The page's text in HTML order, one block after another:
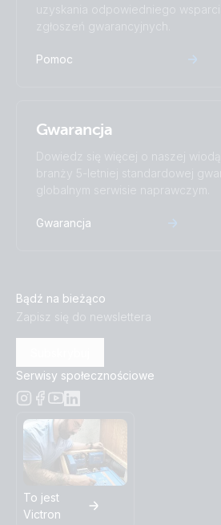
uzyskania odpowiedniego
zgłoszeń gwarancyjnych.
Pomoc
Gwarancja
Dowiedz się więcej o naszej
branży 5-letniej standardowej
globalnym serwisie naprawczym.
Gwarancja
Bądź na bieżąco
Zapisz się do newslettera
Serwisy społecznościowe
To jest
Victron